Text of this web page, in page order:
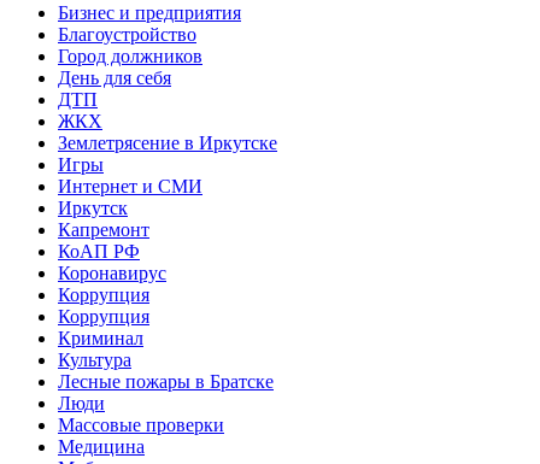
Бизнес и предприятия
Благоустройство
Город должников
День для себя
ДТП
ЖКХ
Землетрясение в Иркутске
Игры
Интернет и СМИ
Иркутск
Капремонт
КоАП РФ
Коронавирус
Коррупция
Коррупция
Криминал
Культура
Лесные пожары в Братске
Люди
Массовые проверки
Медицина